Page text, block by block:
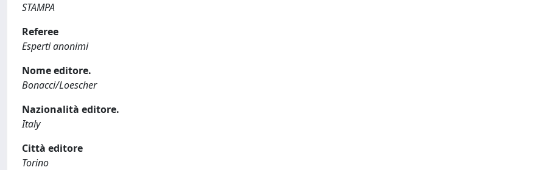
STAMPA
Referee
Esperti anonimi
Nome editore.
Bonacci/Loescher
Nazionalità editore.
Italy
Città editore
Torino